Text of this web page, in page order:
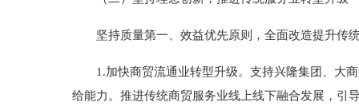
坚持质量第一、效益优先原则，全面改造提升传统
1.加快商贸流通业转型升级。支持兴隆集团、大商
给能力。推进传统商贸服务业线上线下融合发展，引